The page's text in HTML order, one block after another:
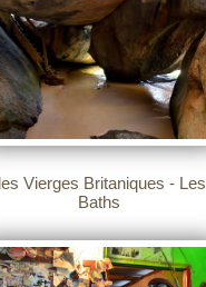
Iles Vierges Britaniques - Les
Baths